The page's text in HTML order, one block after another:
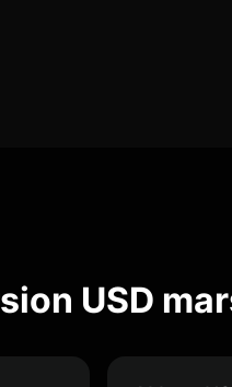
USD